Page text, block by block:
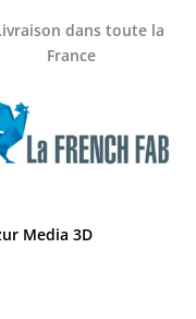
dans toute la
France
Media 3D